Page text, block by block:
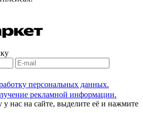
персональных данных.
рекламной информации.
нас на сайте, выделите её и нажмите